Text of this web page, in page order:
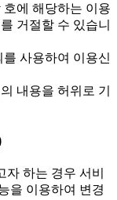
에 해당하는 이용
거절할 수 있습니
사용하여 이용신
내용을 허위로 기
하는 경우 서비
을 이용하여 변경